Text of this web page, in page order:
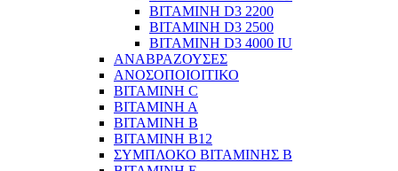
ΒΙΤΑΜΙΝΗ D3 2200
ΒΙΤΑΜΙΝΗ D3 2500
BITAMINH D3 4000 IU
ΑΝΑΒΡΑΖΟΥΣΕΣ
ΑΝΟΣΟΠΟΙΟΙΤΙΚΟ
ΒΙΤΑΜΙΝΗ C
ΒΙΤΑΜΙΝΗ Α
ΒΙΤΑΜΙΝΗ Β
ΒΙΤΑΜΙΝΗ Β12
ΣΥΜΠΛΟΚΟ ΒΙΤΑΜΙΝΗΣ Β